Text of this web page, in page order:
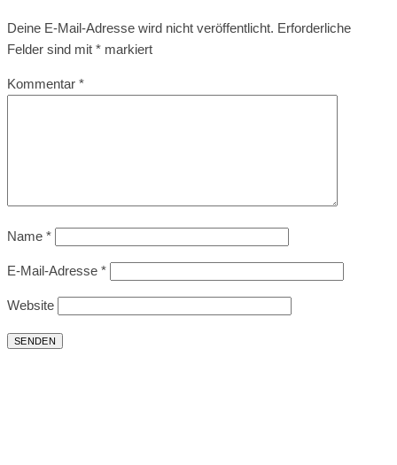
Deine E-Mail-Adresse wird nicht veröffentlicht. Erforderliche
Felder sind mit * markiert
Kommentar *
Name *
E-Mail-Adresse *
Website